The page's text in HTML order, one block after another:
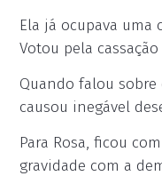
Ela já ocupava uma
Votou pela
Quando falou
causou inegável
Para Rosa, ficou
gravidade com a